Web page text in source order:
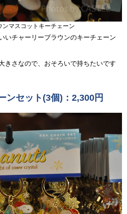
ンマスコットキーチェーン
いチャーリーブラウンのキーチェーン
きさなので、おそろいで持ちたいです
セット(3個)：2,300円